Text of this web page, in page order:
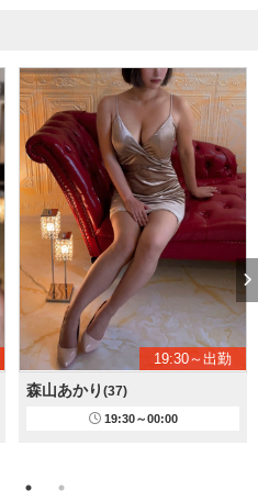
19:30～出勤
森山あかり(37)
19:30～00:00